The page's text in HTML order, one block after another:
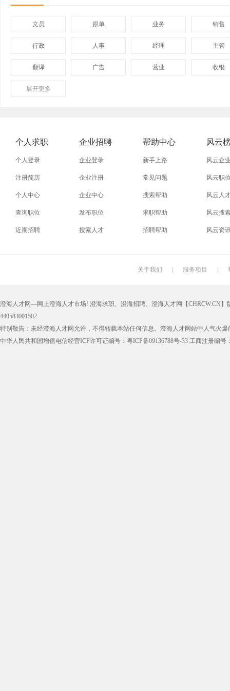
文员 跟单 业务 销售
行政 人事 经理 主管
翻译 广告 营业 收银
保险
展开更多
个人求职
个人登录
注册简历
个人中心
查询职位
近期招聘
企业招聘
企业登录
企业注册
企业中心
发布职位
搜索人才
帮助中心
新手上路
常见问题
搜索帮助
求职帮助
招聘帮助
风云
风云企
风云职
风云人
风云搜
风云资
关于我们 服务项目
澄海人才网—网上澄海人才市场! 澄海求职、澄海招聘、澄海人才网【CHRCW.CN
440583001502
特别敬告：未经澄海人才网允许，不得转载本站任何信息。澄海人才网站中人气火
中华人民共和国增值电信经营ICP许可证编号：粤ICP备09136788号-33 工商注册编号